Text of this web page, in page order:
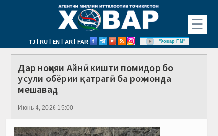
☰
TJ | RU | EN | AR | FAR "Ховар FM"
Дар ноҳияи Айнӣ кишти помидор бо
усули обёрии қатрагӣ ба роҳ монда
мешавад
Июнь 4, 2026 15:00